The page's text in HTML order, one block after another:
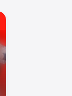
～8/16)